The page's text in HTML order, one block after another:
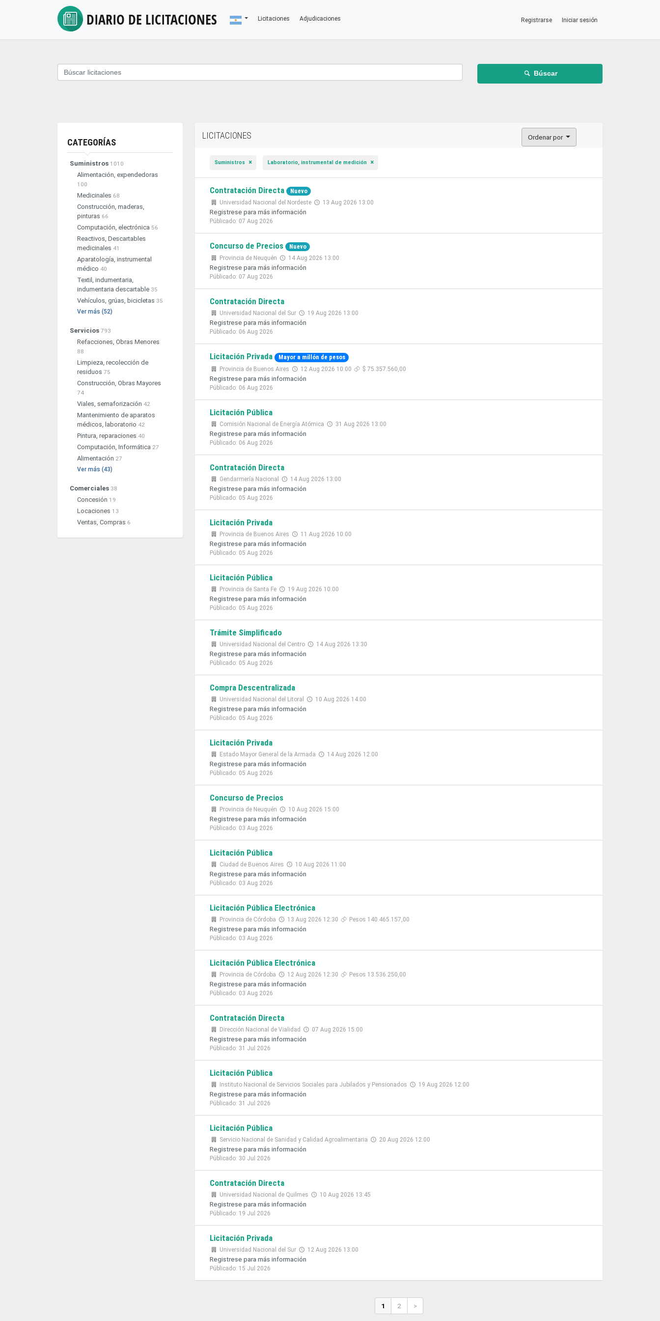
DIARIO DE LICITACIONES Licitaciones Adjudicaciones Registrarse Iniciar sesión
Búscar
CATEGORÍAS
Suministros 1010
Alimentación, expendedoras
100
Medicinales 68
Construcción, maderas,
pinturas 66
Computación, electrónica 56
Reactivos, Descartables
medicinales 41
Aparatología, instrumental
médico 40
Textil, indumentaria,
indumentaria descartable 35
Vehículos, grúas, bicicletas 35
Ver más (52)
Servicios 793
Refacciones, Obras Menores
88
Limpieza, recolección de
residuos 75
Construcción, Obras Mayores
74
Viales, semaforización 42
Mantenimiento de aparatos
médicos, laboratorio 42
Pintura, reparaciones 40
Computación, Informática 27
Alimentación 27
Ver más (43)
Comerciales 38
Concesión 19
Locaciones 13
Ventas, Compras 6
LICITACIONES Ordenar por
Suministros Laboratorio, instrumental de medición
Contratación Directa Nuevo
Universidad Nacional del Nordeste 13 Aug 2026 13:00
Registrese para más información
Públicado: 07 Aug 2026
Concurso de Precios Nuevo
Provincia de Neuquén 14 Aug 2026 13:00
Registrese para más información
Públicado: 07 Aug 2026
Contratación Directa
Universidad Nacional del Sur 19 Aug 2026 13:00
Registrese para más información
Públicado: 06 Aug 2026
Licitación Privada Mayor a millón de pesos
Provincia de Buenos Aires 12 Aug 2026 10:00 $ 75.357.560,00
Registrese para más información
Públicado: 06 Aug 2026
Licitación Pública
Comisión Nacional de Energía Atómica 31 Aug 2026 13:00
Registrese para más información
Públicado: 06 Aug 2026
Contratación Directa
Gendarmería Nacional 14 Aug 2026 13:00
Registrese para más información
Públicado: 05 Aug 2026
Licitación Privada
Provincia de Buenos Aires 11 Aug 2026 10:00
Registrese para más información
Públicado: 05 Aug 2026
Licitación Pública
Provincia de Santa Fe 19 Aug 2026 10:00
Registrese para más información
Públicado: 05 Aug 2026
Trámite Simplificado
Universidad Nacional del Centro 14 Aug 2026 13:30
Registrese para más información
Públicado: 05 Aug 2026
Compra Descentralizada
Universidad Nacional del Litoral 10 Aug 2026 14:00
Registrese para más información
Públicado: 05 Aug 2026
Licitación Privada
Estado Mayor General de la Armada 14 Aug 2026 12:00
Registrese para más información
Públicado: 05 Aug 2026
Concurso de Precios
Provincia de Neuquén 10 Aug 2026 15:00
Registrese para más información
Públicado: 03 Aug 2026
Licitación Pública
Ciudad de Buenos Aires 10 Aug 2026 11:00
Registrese para más información
Públicado: 03 Aug 2026
Licitación Pública Electrónica
Provincia de Córdoba 13 Aug 2026 12:30 Pesos 140.465.157,00
Registrese para más información
Públicado: 03 Aug 2026
Licitación Pública Electrónica
Provincia de Córdoba 12 Aug 2026 12:30 Pesos 13.536.250,00
Registrese para más información
Públicado: 03 Aug 2026
Contratación Directa
Dirección Nacional de Vialidad 07 Aug 2026 15:00
Registrese para más información
Públicado: 31 Jul 2026
Licitación Pública
Instituto Nacional de Servicios Sociales para Jubilados y Pensionados 19 Aug 2026 12:00
Registrese para más información
Públicado: 31 Jul 2026
Licitación Pública
Servicio Nacional de Sanidad y Calidad Agroalimentaria 20 Aug 2026 12:00
Registrese para más información
Públicado: 30 Jul 2026
Contratación Directa
Universidad Nacional de Quilmes 10 Aug 2026 13:45
Registrese para más información
Públicado: 19 Jul 2026
Licitación Privada
Universidad Nacional del Sur 12 Aug 2026 13:00
Registrese para más información
Públicado: 15 Jul 2026
1 2 >